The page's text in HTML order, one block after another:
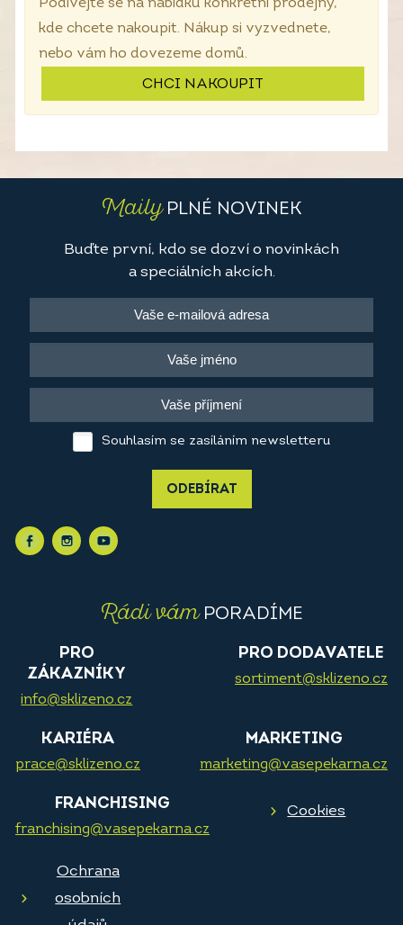
Podívejte se na nabídku konkrétní prodejny,
kde chcete nakoupit. Nákup si vyzvednete,
nebo vám ho dovezeme domů.
CHCI NAKOUPIT
MailyPLNÉ NOVINEK
Buďte první, kdo se dozví o novinkách
a speciálních akcích.
Souhlasím se zasíláním newsletteru
ODEBÍRAT
Rádi vámPORADÍME
PRO
ZÁKAZNÍKY
info@sklizeno.cz
PRO DODAVATELE
sortiment@sklizeno.cz
KARIÉRA
prace@sklizeno.cz
MARKETING
marketing@vasepekarna.cz
FRANCHISING
franchising@vasepekarna.cz
Cookies
Ochrana
osobních